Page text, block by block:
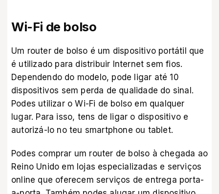
Wi-Fi de bolso
Um router de bolso é um dispositivo portátil que
é utilizado para distribuir Internet sem fios.
Dependendo do modelo, pode ligar até 10
dispositivos sem perda de qualidade do sinal.
Podes utilizar o Wi-Fi de bolso em qualquer
lugar. Para isso, tens de ligar o dispositivo e
autorizá-lo no teu smartphone ou tablet.
Podes comprar um router de bolso à chegada ao
Reino Unido em lojas especializadas e serviços
online que oferecem serviços de entrega porta-